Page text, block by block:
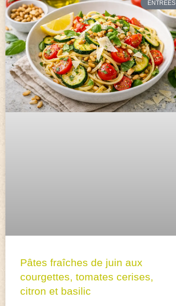
ENTRÉES
Pâtes fraîches de juin aux
courgettes, tomates cerises,
citron et basilic